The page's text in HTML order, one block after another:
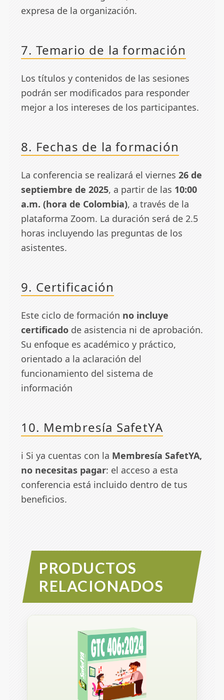
expresa de la organización.
7. Temario de la formación
Los títulos y contenidos de las sesiones
podrán ser modificados para responder
mejor a los intereses de los participantes.
8. Fechas de la formación
La conferencia se realizará el viernes 26 de
septiembre de 2025, a partir de las 10:00
a.m. (hora de Colombia), a través de la
plataforma Zoom. La duración será de 2.5
horas incluyendo las preguntas de los
asistentes.
9. Certificación
Este ciclo de formación no incluye
certificadode asistencia ni de aprobación.
Su enfoque es académico y práctico,
orientado a la aclaración del
funcionamiento del sistema de
información
10. Membresía SafetYA
ℹ️ Si ya cuentas con la Membresía SafetYA,
no necesitas pagar: el acceso a esta
conferencia está incluido dentro de tus
beneficios.
PRODUCTOS
RELACIONADOS